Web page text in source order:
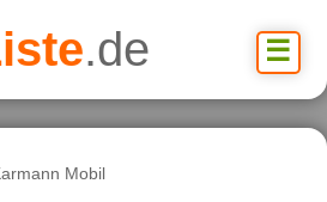
☰
.de
Mobil